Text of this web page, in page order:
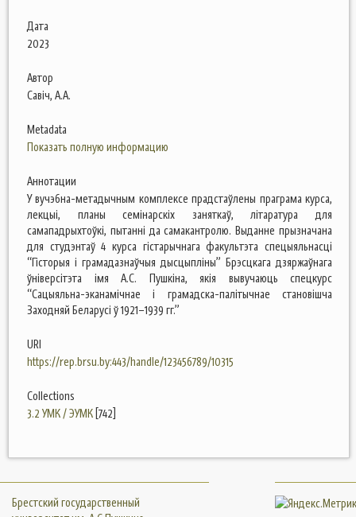
Дата
2023
Автор
Савіч, А.А.
Metadata
Показать полную информацию
Аннотации
У вучэбна-метадычным комплексе прадстаўлены праграма курса,
лекцыі, планы семінарскіх заняткаў, літаратура для
самападрыхтоўкі, пытанні да самакантролю. Выданне прызначана
для студэнтаў 4 курса гістарычнага факультэта спецыяльнасці
“Гісторыя і грамадазнаўчыя дысцыпліны” Брэсцкага дзяржаўнага
ўніверсітэта імя А.С. Пушкіна, якія вывучаюць спецкурс
“Сацыяльна-эканамічнае і грамадска-палітычнае становішча
Заходняй Беларусі ў 1921–1939 гг.”
URI
https://rep.brsu.by:443/handle/123456789/10315
Collections
3.2 УМК / ЭУМК [742]
Брестский государственный